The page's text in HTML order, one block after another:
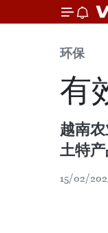
环保
有
越南
土特产
15/02/